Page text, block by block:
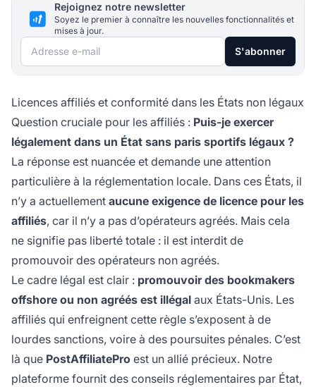
Rejoignez notre newsletter
Soyez le premier à connaître les nouvelles fonctionnalités et
mises à jour.
Adresse e-mail S'abonner
Licences affiliés et conformité dans les États non légaux
Question cruciale pour les affiliés : Puis-je exercer
légalement dans un État sans paris sportifs légaux ?
La réponse est nuancée et demande une attention
particulière à la réglementation locale. Dans ces États, il
n’y a actuellement aucune exigence de licence pour les
affiliés, car il n’y a pas d’opérateurs agréés. Mais cela
ne signifie pas liberté totale : il est interdit de
promouvoir des opérateurs non agréés.
Le cadre légal est clair : promouvoir des bookmakers
offshore ou non agréés est illégal aux États-Unis. Les
affiliés qui enfreignent cette règle s’exposent à de
lourdes sanctions, voire à des poursuites pénales. C’est
là que PostAffiliatePro est un allié précieux. Notre
plateforme fournit des conseils réglementaires par État,